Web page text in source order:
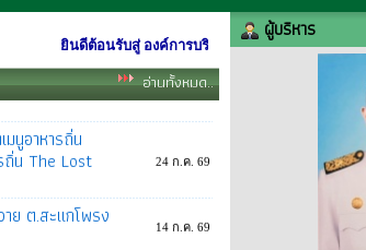
ยินดีต้อนรับสู่ องค์การบริหารส่วนตำบลสะแกโพรง อำเภอเมื
อ่านทั้งหมด..
ะบบเดียว 03 ส.ค. 69
พรีเซนเต็ด
24 ก.ค. 69
นูอาหารถิ่น
ถิ่น The Lost
24 ก.ค. 69
ต.สะแกโพรง
หัวลิง 2 ช่วง
ผู้บริหาร